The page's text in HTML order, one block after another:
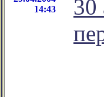
14:43
30